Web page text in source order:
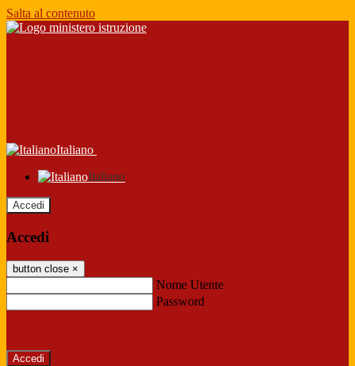
Salta al contenuto
Italiano
Italiano
Accedi
Accedi
button close ×
Nome Utente
Password